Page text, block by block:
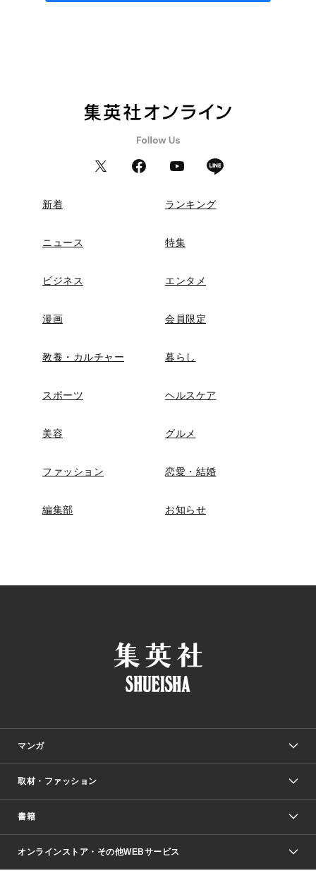
新着 ランキング
ニュース 特集
ビジネス エンタメ
漫画 会員限定
教養・カルチャー 暮らし
スポーツ ヘルスケア
美容 グルメ
ファッション 恋愛・結婚
編集部 お知らせ
マンガ
少年マンガ
Vジャンプ
週刊ヤングジャンプ
少女マンガ
取材・ファッション
Seventeen
芸能・情報・スポーツ
書籍
文芸・文庫・総合
オンラインストア・その他WEBサービス